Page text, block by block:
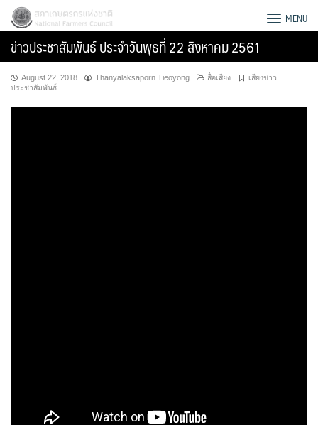
Skip
content
สภาเกษตรกรแห่งชาติ MENU
ข่าวประชาสัมพันธ์ ประจำวันพุธที่ 22 สิงหาคม 2561
August 22, 2018 Thanyalaksaporn Tieoyong สื่อเสียง
เสียงข่าว
ประชาสัมพันธ์